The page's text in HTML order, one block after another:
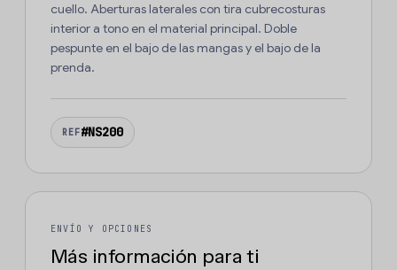
cuello. Aberturas laterales con tira cubrecosturas
interior a tono en el material principal. Doble
pespunte en el bajo de las mangas y el bajo de la
prenda.
REF#NS200
ENVÍO Y OPCIONES
Más información para ti